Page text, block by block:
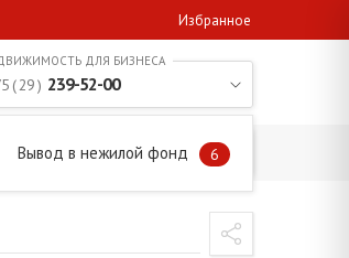
Избранное
Вывод в нежилой фонд 6
( 29 ) 239-52-00